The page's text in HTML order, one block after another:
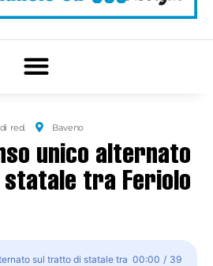
di red. Baveno
unico alternato
tra Feriolo
sul tratto di statale tra 00:00 / 39